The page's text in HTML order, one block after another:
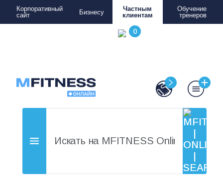
Корпоративный
сайт
Бизнесу
Частным
клиентам
Обучение
тренеров